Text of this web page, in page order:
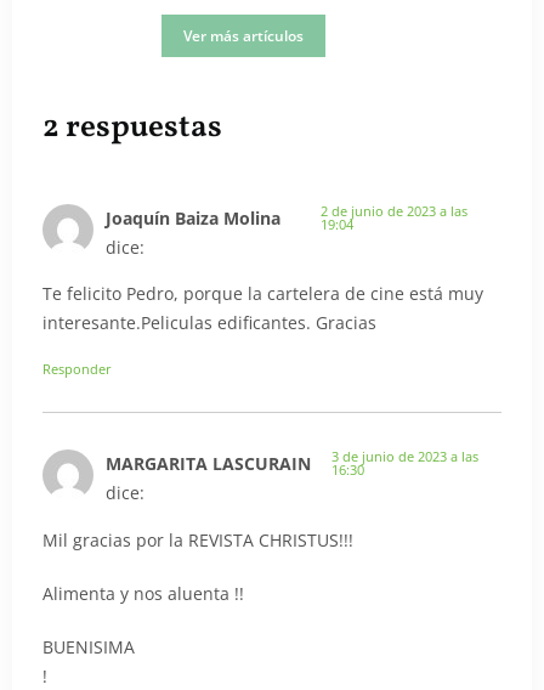
Ver más artículos
2 respuestas
Joaquín Baiza Molina
dice:
2 de junio de 2023 a las
19:04
Te felicito Pedro, porque la cartelera de cine está muy
interesante.Peliculas edificantes. Gracias
Responder
MARGARITA LASCURAIN
dice:
3 de junio de 2023 a las
16:30
Mil gracias por la REVISTA CHRISTUS!!!
Alimenta y nos aluenta !!
BUENISIMA
!